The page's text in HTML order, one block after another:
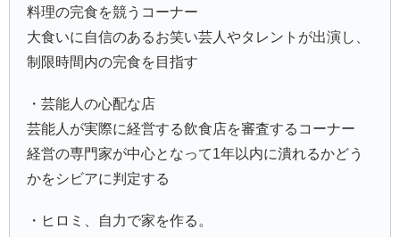
料理の完食を競うコーナー
大食いに自信のあるお笑い芸人やタレントが出演し、
制限時間内の完食を目指す
・芸能人の心配な店
芸能人が実際に経営する飲食店を審査するコーナー
経営の専門家が中心となって1年以内に潰れるかどう
かをシビアに判定する
・ヒロミ、自力で家を作る。